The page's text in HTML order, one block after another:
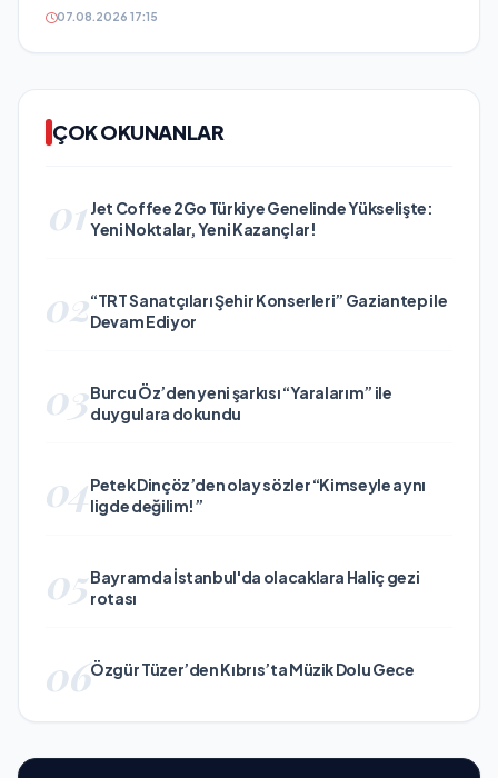
07.08.2026 17:15
ÇOK OKUNANLAR
01 Jet Coffee 2Go Türkiye Genelinde Yükselişte:
Yeni Noktalar, Yeni Kazançlar!
02“TRT Sanatçıları Şehir Konserleri” Gaziantep ile
Devam Ediyor
03Burcu Öz’den yeni şarkısı “Yaralarım” ile
duygulara dokundu
04Petek Dinçöz’den olay sözler “Kimseyle aynı
ligde değilim!”
05Bayramda İstanbul'da olacaklara Haliç gezi
rotası
06Özgür Tüzer’den Kıbrıs’ta Müzik Dolu Gece